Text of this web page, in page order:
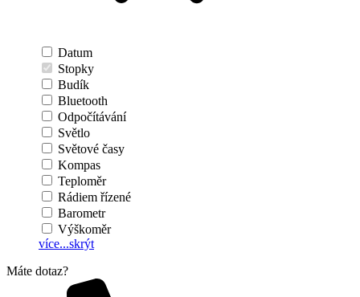
Datum
Stopky
Budík
Bluetooth
Odpočítávání
Světlo
Světové časy
Kompas
Teploměr
Rádiem řízené
Barometr
Výškoměr
více...skrýt
Máte dotaz?